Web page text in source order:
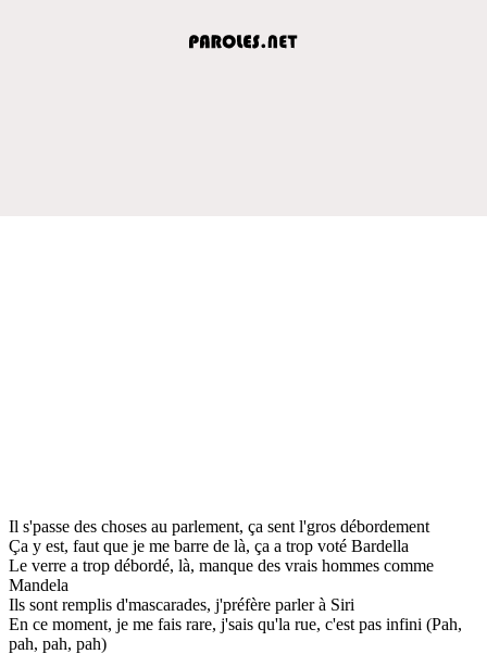
Il s'passe des choses au parlement, ça sent l'gros débordement
Ça y est, faut que je me barre de là, ça a trop voté Bardella
Le verre a trop débordé, là, manque des vrais hommes comme
Mandela
Ils sont remplis d'mascarades, j'préfère parler à Siri
En ce moment, je me fais rare, j'sais qu'la rue, c'est pas infini (Pah,
pah, pah, pah)